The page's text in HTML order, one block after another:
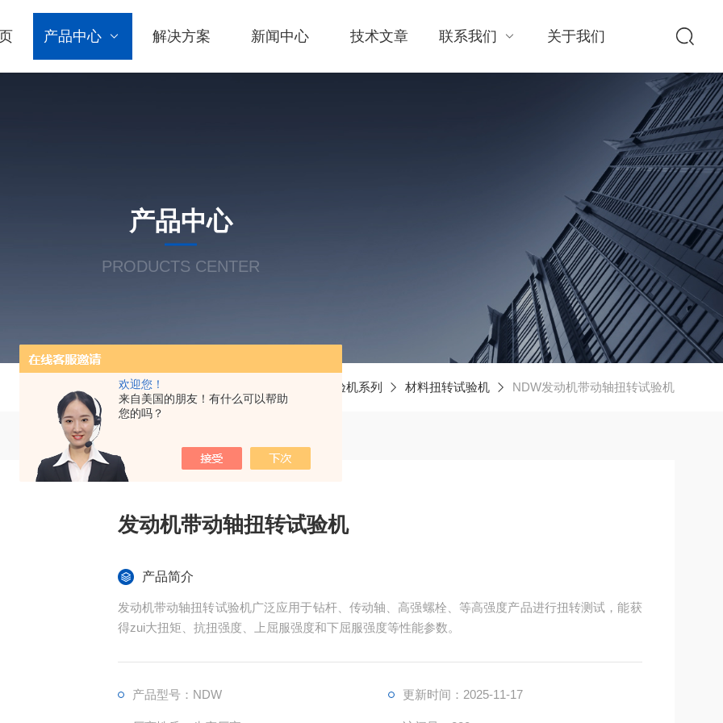
欢迎您！
来自美国的朋友！有什么可以帮助
您的吗？
产品中心 解决方案 新闻中心 技术文章 联系我们 关于我们
产品中心
PRODUCTS CENTER
当前位置： 扭转试验机系列 材料扭转试验机 NDW发动机带动轴扭转试验机
发动机带动轴扭转试验机
产品简介
发动机带动轴扭转试验机广泛应用于钻杆、传动轴、高强螺栓、等高强度产品进行扭转测试，能获
得zui大扭矩、抗扭强度、上屈服强度和下屈服强度等性能参数。
产品型号：NDW 更新时间：2025-11-17